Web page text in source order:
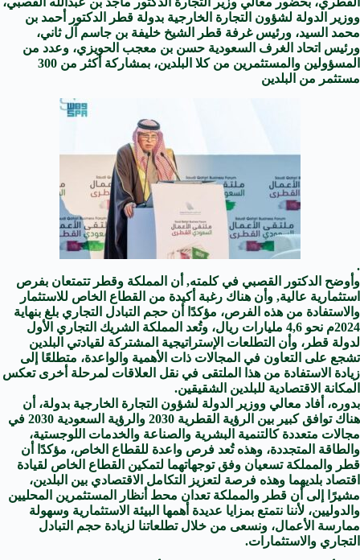
ووزير الدولة لشؤون التجارة الخارجية بدولة قطر الدكتور أحمد بن
محمد السيد، ورئيس غرفة قطر الشيخ خليفة بن جاسم آل ثاني،
ورئيس اتحاد الغرف السعودية حسن بن معجب الحويزي، وعدد من
المسؤولين والمستثمرين من كلا البلدين، بمشاركة أكثر من 300
مستثمر من البلدين
.
وأوضح الدكتور القصبي في كلمته, أن المملكة وقطر تتمتعان بفرص
استثمارية عالية, وأن هناك رغبة أكيدة من القطاع الخاص للاستثمار
والاستفادة من هذه الفرص، مؤكدًا أن حجم التبادل التجاري بلغ بنهاية
2024م نحو 4,6 مليارات ريال، وتُعد المملكة الشريك التجاري الأول
لدولة قطر، وأن التطلعات الإستراتيجية المشتركة لقيادتي البلدين
تشجع على التعاون في المجالات ذات الأهمية والواعدة، متطلعًا إلى
زيادة الاستفادة من هذا الملتقى في نقل العلاقات لمرحلة أخرى تعكس
المكانة الاقتصادية للبلدين الشقيقين.
بدوره، أفاد معالي ووزير الدولة لشؤون التجارة الخارجية بدولة، أن
هناك توافق كبير بين الرؤية القطرية 2030 والرؤية السعودية 2030 في
مجالات متعددة كالتنمية البشرية والصناعة والخدمات اللوجستية،
والطاقة المتجددة، وهذه تُعد فرص واعدة للقطاع الخاص، مؤكدًا أن
قطر والمملكة تسعيان وفق توجهاتهما لتمكين القطاع الخاص لقيادة
اقتصاد بلديهما وهذه فرصة لتعزيز التكامل الاقتصادي بين البلدين،
مشيرًا إلى أن قطر والمملكة تعدان محط أنظار المستثمرين المحليين
والدوليين، لأننا نتمتع بمزايا عديدة أهمها البيئة الاستثمارية وسهولة
ممارسة الأعمال، ونسعى من خلال تطلعاتنا لزيادة حجم التبادل
التجاري والاستثمارات.